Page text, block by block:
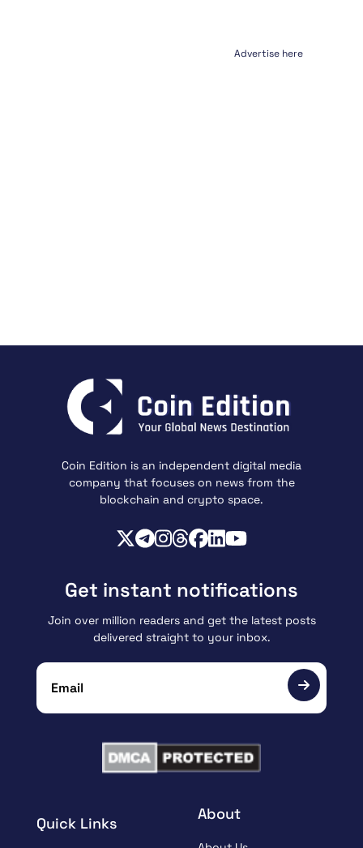
Advertise here
Coin Edition is an independent digital media
company that focuses on news from the
blockchain and crypto space.
Quick Links
About
Get instant notifications
Join over million readers and get the latest posts
delivered straight to your inbox.